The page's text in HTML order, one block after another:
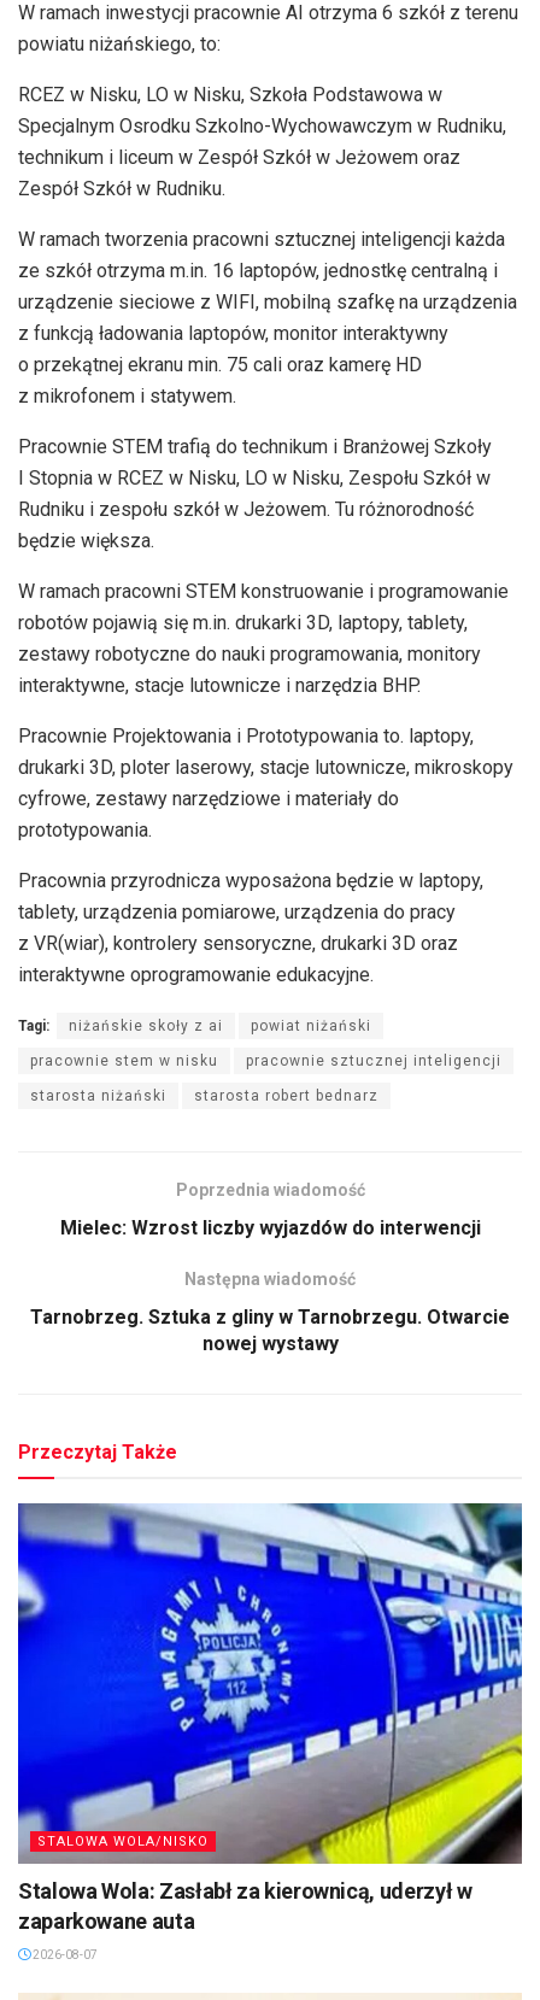
W ramach inwestycji pracownie AI otrzyma 6 szkół z terenu
powiatu niżańskiego, to:
RCEZ w Nisku, LO w Nisku, Szkoła Podstawowa w
Specjalnym Osrodku Szkolno-Wychowawczym w Rudniku,
technikum i liceum w Zespół Szkół w Jeżowem oraz
Zespół Szkół w Rudniku.
W ramach tworzenia pracowni sztucznej inteligencji każda
ze szkół otrzyma m.in. 16 laptopów, jednostkę centralną i
urządzenie sieciowe z WIFI, mobilną szafkę na urządzenia
z funkcją ładowania laptopów, monitor interaktywny
o przekątnej ekranu min. 75 cali oraz kamerę HD
z mikrofonem i statywem.
Pracownie STEM trafią do technikum i Branżowej Szkoły
I Stopnia w RCEZ w Nisku, LO w Nisku, Zespołu Szkół w
Rudniku i zespołu szkół w Jeżowem. Tu różnorodność
będzie większa.
W ramach pracowni STEM konstruowanie i programowanie
robotów pojawią się m.in. drukarki 3D, laptopy, tablety,
zestawy robotyczne do nauki programowania, monitory
interaktywne, stacje lutownicze i narzędzia BHP.
Pracownie Projektowania i Prototypowania to. laptopy,
drukarki 3D, ploter laserowy, stacje lutownicze, mikroskopy
cyfrowe, zestawy narzędziowe i materiały do
prototypowania.
Pracownia przyrodnicza wyposażona będzie w laptopy,
tablety, urządzenia pomiarowe, urządzenia do pracy
z VR(wiar), kontrolery sensoryczne, drukarki 3D oraz
interaktywne oprogramowanie edukacyjne.
Tagi: niżańskie skoły z ai powiat niżański
pracownie stem w nisku pracownie sztucznej inteligencji
starosta niżański starosta robert bednarz
Poprzednia wiadomość
Mielec: Wzrost liczby wyjazdów do interwencji
Następna wiadomość
Tarnobrzeg. Sztuka z gliny w Tarnobrzegu. Otwarcie
nowej wystawy
Przeczytaj Także
STALOWA WOLA/NISKO
Stalowa Wola: Zasłabł za kierownicą, uderzył w
zaparkowane auta
2026-08-07